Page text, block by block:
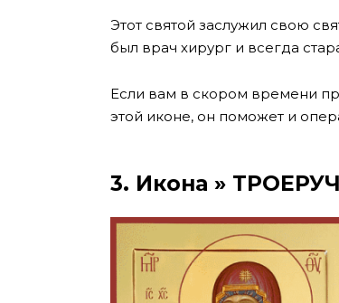
Этот святой заслужил свою
был врач хирург и всегда
Если вам в скором времени
этой иконе, он поможет и
3. Икона »